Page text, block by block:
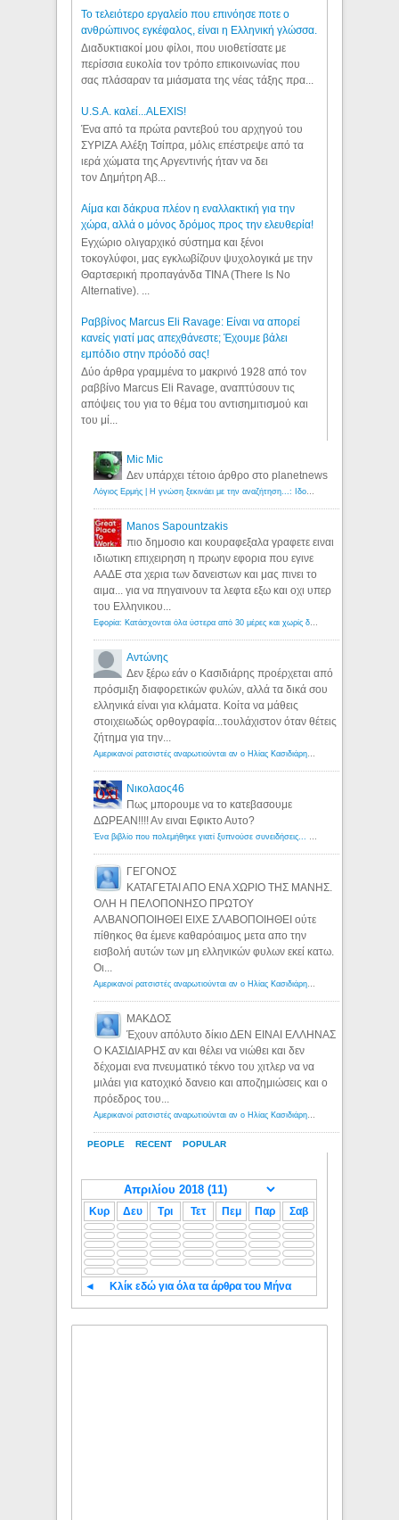
Το τελειότερο εργαλείο που επινόησε ποτε ο
ανθρώπινος εγκέφαλος, είναι η Ελληνική γλώσσα.
Διαδυκτιακοί μου φίλοι, που υιοθετίσατε με
περίσσια ευκολία τον τρόπο επικοινωνίας που
σας πλάσαραν τα μιάσματα της νέας τάξης πρα...
U.S.A. καλεί...ALEXIS!
Ένα από τα πρώτα ραντεβού του αρχηγού του
ΣΥΡΙΖΑ Αλέξη Τσίπρα, μόλις επέστρεψε από τα
ιερά χώματα της Αργεντινής ήταν να δει
τον Δημήτρη Αβ...
Αίμα και δάκρυα πλέον η εναλλακτική για την
χώρα, αλλά ο μόνος δρόμος προς την ελευθερία!
Εγχώριο ολιγαρχικό σύστημα και ξένοι
τοκογλύφοι, μας εγκλωβίζουν ψυχολογικά με την
Θαρτσερική προπαγάνδα TINA (There Is No
Alternative). ...
Ραββίνος Marcus Eli Ravage: Είναι να απορεί
κανείς γιατί μας απεχθάνεστε; Έχουμε βάλει
εμπόδιο στην πρόοδό σας!
Δύο άρθρα γραμμένα το μακρινό 1928 από τον
ραββίνο Marcus Eli Ravage, αναπτύσουν τις
απόψεις του για το θέμα του αντισημιτισμού και
του μί...
PEOPLE RECENT POPULAR
Mic Mic
Δεν υπάρχει τέτοιο άρθρο στο planetnews
Manos Sapountzakis
πιο δημοσιο και κουραφεξαλα γραφετε ειναι
ιδιωτικη επιχειρηση η πρωην εφορια που εγινε
ΑΑΔΕ στα χερια των δανειστων και μας πινει το
αιμα... για να πηγαινουν τα λεφτα εξω και οχι υπερ
του Ελληνικου...
Αντώνης
Δεν ξέρω εάν ο Κασιδιάρης προέρχεται από
πρόσμιξη διαφορετικών φυλών, αλλά τα δικά σου
ελληνικά είναι για κλάματα. Κοίτα να μάθεις
στοιχειωδώς ορθογραφία...τουλάχιστον όταν θέτεις
ζήτημα για την...
Νικολαος46
Πως μπορουμε να το κατεβασουμε
ΔΩΡΕΑΝ!!!! Αν ειναι Εφικτο Αυτο?
ΓΕΓΟΝΟΣ
ΚΑΤΑΓΕΤΑΙ ΑΠΟ ΕΝΑ ΧΩΡΙΟ ΤΗΣ ΜΑΝΗΣ.
ΟΛΗ Η ΠΕΛΟΠΟΝΗΣΟ ΠΡΩΤΟΥ
ΑΛΒΑΝΟΠΟΙΗΘΕΙ ΕΙΧΕ ΣΛΑΒΟΠΟΙΗΘΕΙ ούτε
πίθηκος θα έμενε καθαρόαιμος μετα απο την
εισβολή αυτών των μη ελληνικών φυλων εκεί κατω.
Οι...
ΜΑΚΔΟΣ
Έχουν απόλυτο δίκιο ΔΕΝ ΕΙΝΑΙ ΕΛΛΗΝΑΣ
Ο ΚΑΣΙΔΙΑΡΗΣ αν και θέλει να νιώθει και δεν
δέχομαι ενα πνευματικό τέκνο του χιτλερ να να
μιλάει για κατοχικό δανειο και αποζημιώσεις και ο
πρόεδρος του...
Κυρ Δευ Τρι Τετ Πεμ Παρ Σαβ
◄ Κλίκ εδώ για όλα τα άρθρα του Μήνα